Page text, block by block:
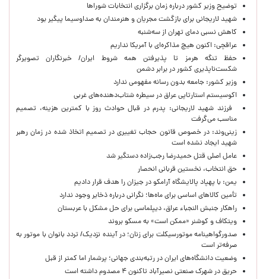
توضیح وزیر کشور درباره زمان برگزاری انتخابات شوراها
شهید لاریجانی برای بازگشت مجریان و هنرمندان به صداوسیما پیگیر بود
کاهش نسبی دمای تهران از سه‌شنبه
عراقچی: اکنون هیچ مذاکره‌ای با آمریکا نداریم
حفظ تنگه هرمز تا پذیرفتن همه شروط ایران/ خبرنگاران تصویرگر
شکست‌ناپذیری کشور در برابر دشمن
وزیر کشور: جامعه بدون رسانه مفهومی ندارد
اکوسیستم استارتاپی عراق در سیطره شتاب‌دهنده‌‌های غربی
فرزند شهید لاریجانی: پدرم در قبال حوادث روز با کمترین هزینه، تصمیم
مناسب می‌گرفت
زینی‌وند: در خصوص قانون حجاب تغییری در تصمیم اتخاذ شده در زمان رهبر
شهید ایجاد نشده است
عامل اصلی قتل حمیدرضا رجب‌زاده دستگیر شد
حق انتخاب، نخستین قربانی انحصار
یمن: با پهپاد پالایشگاه آرامکو در جیزان را هدف قرار دادیم
تأمین کالاهای اساسی برای ماه‌ها؛ نگرانی درباره ذخایر وجود ندارد
راهکار جنبش النجباء عراق، دیپلماسی برای حل مشکل با عربستان
ویتکاف و کوشنر «ممکن است» به مسکو بروند
صدورگواهینامه موتورسیکلت برای زنان؛ در آینده نزدیک/ تردد بانوان با موتور به‌
صرفه‌تر است
وضعیت دانشگاه‌های ایران در رتبه‌بندی جهانی؛ پرشمار اما کمتر از قبل
حریق در شهرک صنعتی نصیرآباد تاکنون ۴ مصدوم داشته است